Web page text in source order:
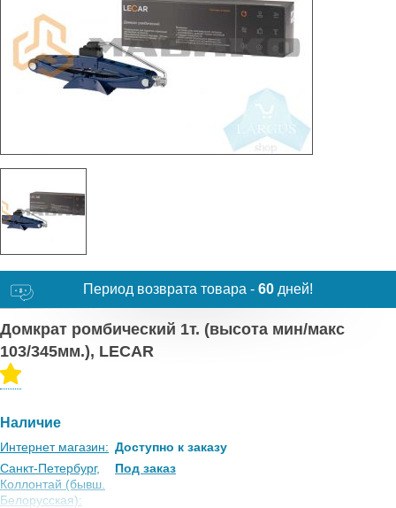
Период возврата товара - 60 дней!
Домкрат ромбический 1т. (высота мин/макс
103/345мм.), LECAR
Наличие
Интернет магазин: Доступно к заказу
Санкт-Петербург,
Коллонтай (бывш.
Белорусская):
Под заказ